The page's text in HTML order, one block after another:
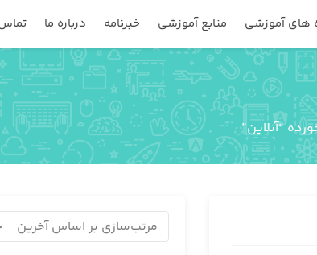
های آموزشی منابع آموزشی خبرنامه درباره ما تماس
“آنلاین”
مرتب‌سازی بر اساس آخرین